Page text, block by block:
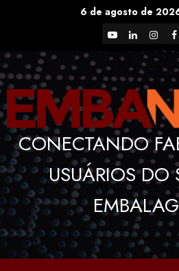
6 de agosto de
YouTubeLinkedIn
CONECTANDO
USUÁRIOS DO